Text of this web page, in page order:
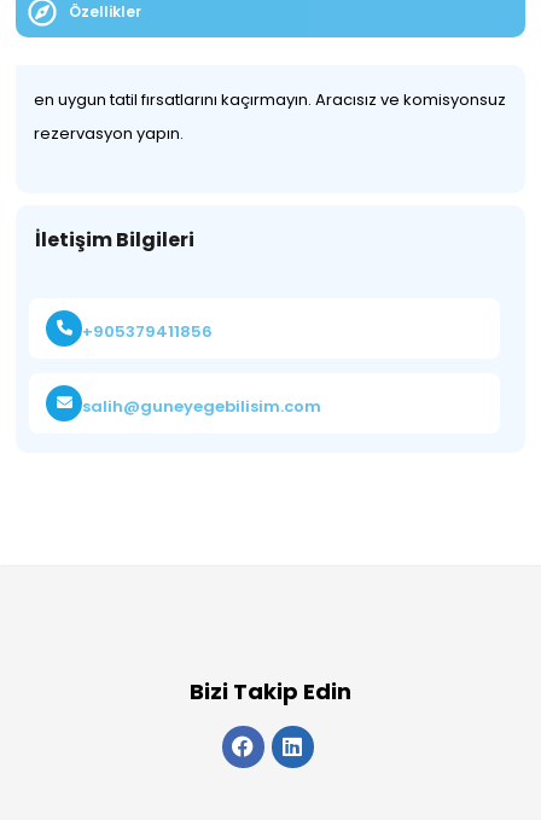
Özellikler
en uygun tatil fırsatlarını kaçırmayın. Aracısız ve komisyonsuz
rezervasyon yapın.
İletişim Bilgileri
+905379411856
salih@guneyegebilisim.com
Bizi Takip Edin